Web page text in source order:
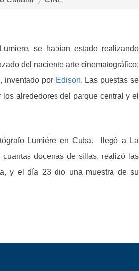
se habían estado realizando
del naciente arte cinematográfico;
, inventado por Edison. Las puestas se
alrededores del parque central y el
Lumiére en Cuba. llegó a La
docenas de sillas, realizó las
y el día 23 dio una muestra de su